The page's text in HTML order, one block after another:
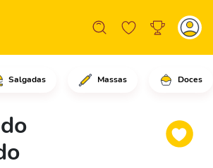
Salgadas Massas Doces
com água